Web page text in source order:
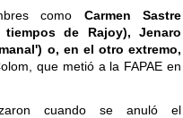
como Carmen Sastre
de Rajoy), Jenaro
o, en el otro extremo,
que metió a la FAPAE en
cuando se anuló el